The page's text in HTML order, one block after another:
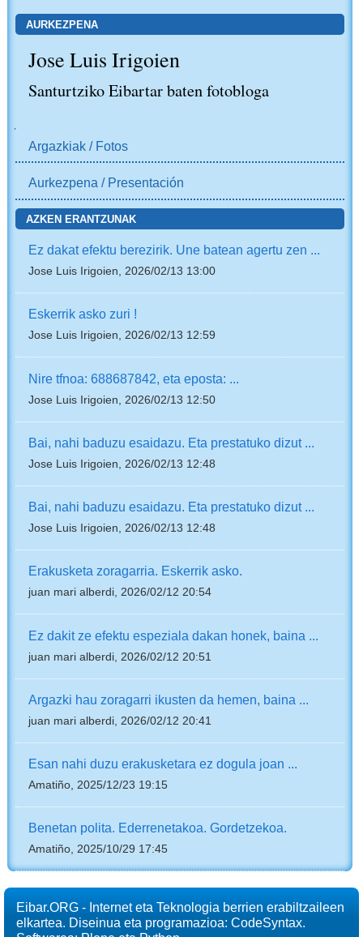
AURKEZPENA
Jose Luis Irigoien
Santurtziko Eibartar baten fotobloga
Argazkiak / Fotos
Aurkezpena / Presentación
AZKEN ERANTZUNAK
Ez dakat efektu berezirik. Une batean agertu zen ...
Jose Luis Irigoien, 2026/02/13 13:00
Eskerrik asko zuri !
Jose Luis Irigoien, 2026/02/13 12:59
Nire tfnoa: 688687842, eta eposta: ...
Jose Luis Irigoien, 2026/02/13 12:50
Bai, nahi baduzu esaidazu. Eta prestatuko dizut ...
Jose Luis Irigoien, 2026/02/13 12:48
Bai, nahi baduzu esaidazu. Eta prestatuko dizut ...
Jose Luis Irigoien, 2026/02/13 12:48
Erakusketa zoragarria. Eskerrik asko.
juan mari alberdi, 2026/02/12 20:54
Ez dakit ze efektu espeziala dakan honek, baina ...
juan mari alberdi, 2026/02/12 20:51
Argazki hau zoragarri ikusten da hemen, baina ...
juan mari alberdi, 2026/02/12 20:41
Esan nahi duzu erakusketara ez dogula joan ...
Amatiño, 2025/12/23 19:15
Benetan polita. Ederrenetakoa. Gordetzekoa.
Amatiño, 2025/10/29 17:45
Eibar.ORG - Internet eta Teknologia berrien erabiltzaileen
elkartea. Diseinua eta programazioa: CodeSyntax.